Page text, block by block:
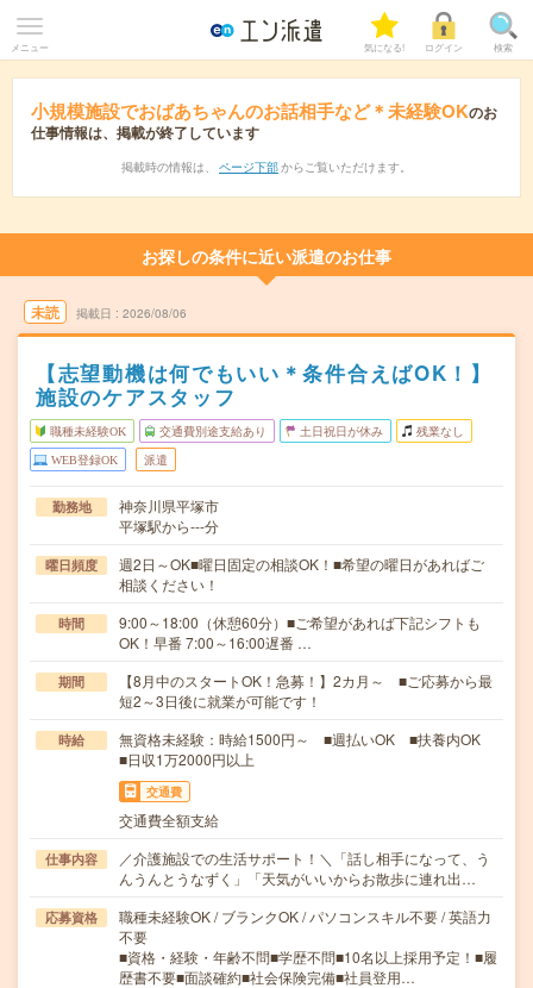
メニュー 気になる! ログイン 検索
小規模施設でおばあちゃんのお話相手など＊未経験OKのお
仕事情報は、掲載が終了しています
掲載時の情報は、 ページ下部 からご覧いただけます。
お探しの条件に近い派遣のお仕事
未読 掲載日 2026/08/06
【志望動機は何でもいい＊条件合えばOK！】
施設のケアスタッフ
職種未経験OK 交通費別途支給あり 土日祝日が休み 残業なし
WEB登録OK 派遣
勤務地
神奈川県平塚市
平塚駅から---分
曜日頻度
週2日～OK■曜日固定の相談OK！■希望の曜日があればご
相談ください！
時間
9:00～18:00（休憩60分）■ご希望があれば下記シフトも
OK！早番 7:00～16:00遅番 …
期間
【8月中のスタートOK！急募！】2カ月～ ■ご応募から最
短2～3日後に就業が可能です！
時給
無資格未経験：時給1500円～ ■週払いOK ■扶養内OK
■日収1万2000円以上
交通費
交通費全額支給
仕事内容
／介護施設での生活サポート！＼「話し相手になって、う
んうんとうなずく」「天気がいいからお散歩に連れ出…
応募資格
職種未経験OK / ブランクOK / パソコンスキル不要 / 英語力
不要
■資格・経験・年齢不問■学歴不問■10名以上採用予定！■履
歴書不要■面談確約■社会保険完備■社員登用…